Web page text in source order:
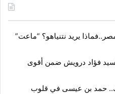
يريد نتنياهو؟ “ماعت”
فؤاد درويش ضمن أقوى
حمد بن عيسى في قلوب